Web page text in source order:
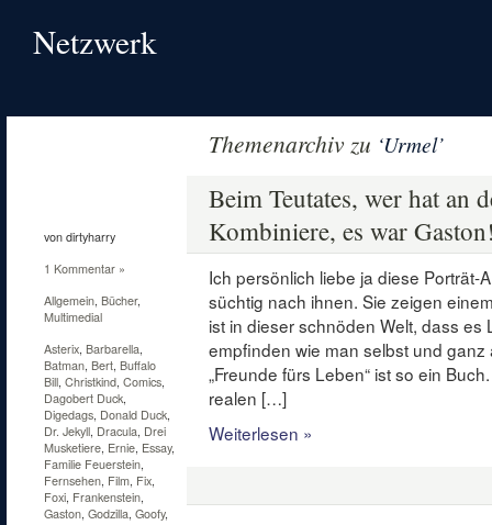
Netzwerk
Themenarchiv zu ‘Urmel’
von dirtyharry
1 Kommentar »
Allgemein, Bücher,
Multimedial
Asterix, Barbarella,
Batman, Bert, Buffalo
Bill, Christkind, Comics,
Dagobert Duck,
Digedags, Donald Duck,
Dr. Jekyll, Dracula, Drei
Musketiere, Ernie, Essay,
Familie Feuerstein,
Fernsehen, Film, Fix,
Foxi, Frankenstein,
Gaston, Godzilla, Goofy,
Beim Teutates, wer hat an
Kombiniere, es war
Ich persönlich liebe ja diese Porträt-
süchtig nach ihnen. Sie zeigen
ist in dieser schnöden Welt, dass
empfinden wie man selbst und
„Freunde fürs Leben“ ist so ein
realen […]
Weiterlesen »